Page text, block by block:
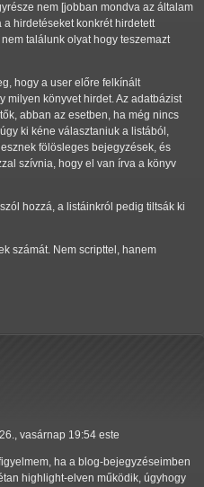
nem [jobban mondva az általam
hirdetéseket konkrét hirdetett
találunk olyat hogy teszemazt
hogy a user előre felkínált
milyen könyvet hirdet. Az adatbázist
abban az esetben, ha még nincs
ki kéne választaniuk a listából,
fölösleges bejegyzések, és
szívnia, hogy el van írva a könyv
hozzá, a listáinkról pedig tiltsák ki
számát. Nem scripttel, hanem
vasárnap 19:54 este
ha a blog-bejegyzéseimben
highlight-elven működik, úgyhogy